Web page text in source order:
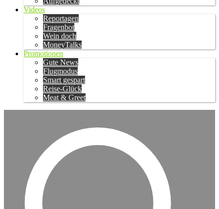
Videos
Reportagen
Fragenbot
Wein doch
MoneyTalks
Promotionen
Gute News
Flugmodus
Smart gespart
Reise-Glück
Meat & Greet